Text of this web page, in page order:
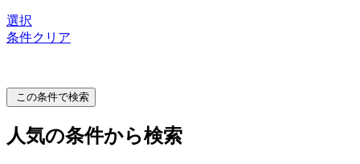
選択
条件クリア
この条件で検索
人気の条件から検索